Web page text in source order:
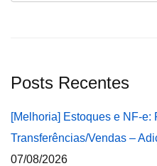
Posts Recentes
[Melhoria] Estoques e NF-
Transferências/Vendas –
07/08/2026